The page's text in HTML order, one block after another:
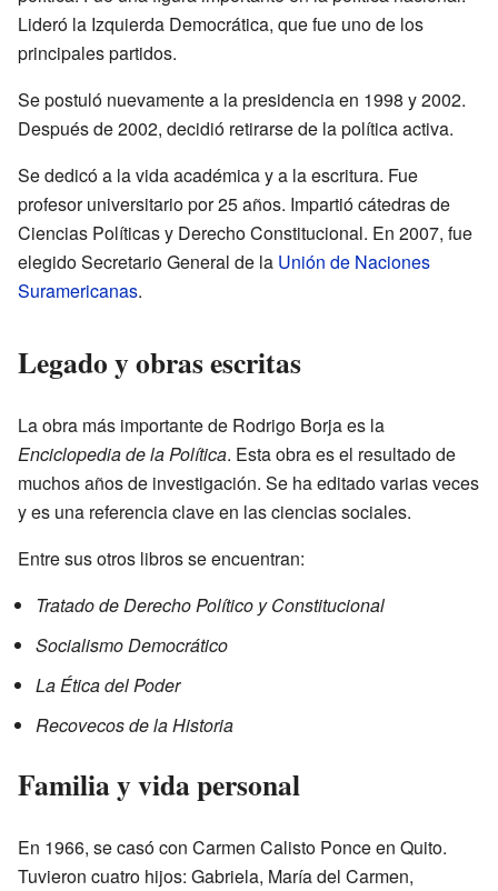
Lideró la Izquierda Democrática, que fue uno de los
principales partidos.
Se postuló nuevamente a la presidencia en 1998 y 2002.
Después de 2002, decidió retirarse de la política activa.
Se dedicó a la vida académica y a la escritura. Fue
profesor universitario por 25 años. Impartió cátedras de
Ciencias Políticas y Derecho Constitucional. En 2007, fue
elegido Secretario General de la Unión de Naciones
Suramericanas.
Legado y obras escritas
La obra más importante de Rodrigo Borja es la
Enciclopedia de la Política. Esta obra es el resultado de
muchos años de investigación. Se ha editado varias veces
y es una referencia clave en las ciencias sociales.
Entre sus otros libros se encuentran:
Tratado de Derecho Político y Constitucional
Socialismo Democrático
La Ética del Poder
Recovecos de la Historia
Familia y vida personal
En 1966, se casó con Carmen Calisto Ponce en Quito.
Tuvieron cuatro hijos: Gabriela, María del Carmen,